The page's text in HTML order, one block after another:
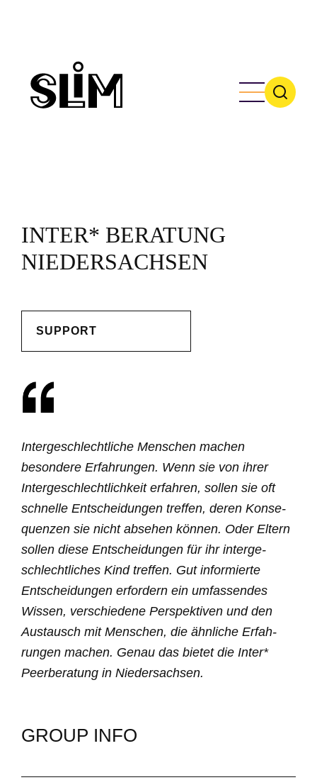
content
INTER* BERATUNG
NIEDERSACHSEN
SUPPORT
Inter­ge­schlecht­liche Menschen machen
besondere Erfah­rungen. Wenn sie von ihrer
Inter­ge­schlecht­lichkeit erfahren, sollen sie oft
schnelle Entschei­dungen treffen, deren Konse­
quenzen sie nicht absehen können. Oder Eltern
sollen diese Entschei­dungen für ihr inter­ge­
schlecht­liches Kind treffen. Gut infor­mierte
Entschei­dungen erfordern ein umfas­sendes
Wissen, verschiedene Perspek­tiven und den
Austausch mit Menschen, die ähnliche Erfah­
rungen machen. Genau das bietet die Inter*
Peerbe­ratung in Nieder­sachsen.
GROUP INFO